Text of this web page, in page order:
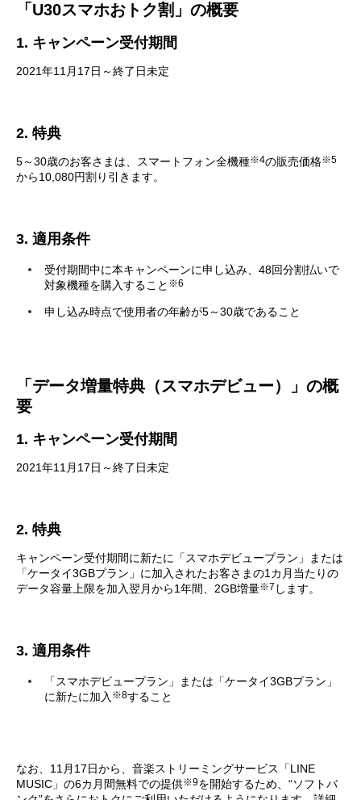
「U30スマホおトク割」の概要
1. キャンペーン受付期間
2021年11月17日～終了日未定
2. 特典
5～30歳のお客さまは、スマートフォン全機種※4の販売価格※5
から10,080円割り引きます。
3. 適用条件
受付期間中に本キャンペーンに申し込み、48回分割払いで
対象機種を購入すること ※6
申し込み時点で使用者の年齢が5～30歳であること
「データ増量特典（スマホデビュー）」の概
要
1. キャンペーン受付期間
2021年11月17日～終了日未定
2. 特典
キャンペーン受付期間に新たに「スマホデビュープラン」または
「ケータイ3GBプラン」に加入されたお客さまの1カ月当たりの
データ容量上限を加入翌月から1年間、2GB増量※7 します。
3. 適用条件
「スマホデビュープラン」または「ケータイ3GBプラン」
に新たに加入 ※8すること
なお、11月17日から、音楽ストリーミングサービス「LINE
MUSIC」の6カ月間無料での提供※9を開始するため、“ソフトバ